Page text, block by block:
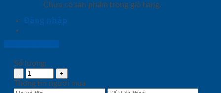
Chưa có sản phẩm trong giỏ hàng.
Đăng nhập
Số lượng:
Thông tin người mua